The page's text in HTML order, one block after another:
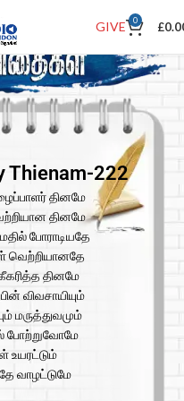
GIVE 0 £
Thienam-222
தினமே
தினமே
போராடியதே
தினமே
விவசாயியும்
மருத்துவமும்
போற்றுவோமே
உயரட்டும்
வாழட்டுமே